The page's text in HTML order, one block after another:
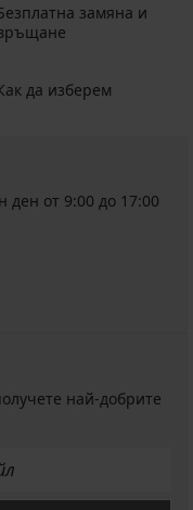
замяна и
да изберем
ден от 9:00 до 17:00
най-добрите